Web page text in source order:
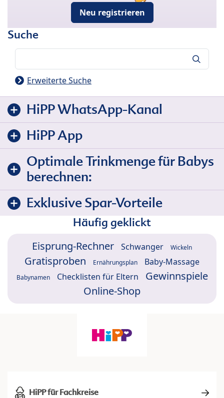
Neu registrieren
Suche
Erweiterte Suche
HiPP WhatsApp-Kanal
HiPP App
Optimale Trinkmenge für Babys
berechnen:
Exklusive Spar-Vorteile
Häufig geklickt
Eisprung-Rechner Schwanger Wickeln
Gratisproben Ernährungsplan Baby-Massage
Babynamen Checklisten für Eltern
Gewinnspiele
Online-Shop
HiPP für Fachkreise